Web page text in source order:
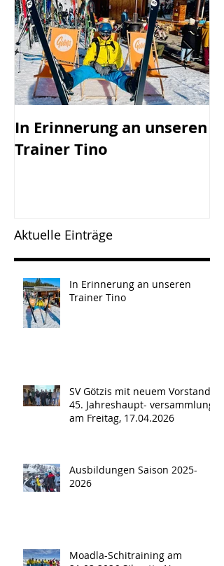
In Erinnerung an unseren
Trainer Tino
Aktuelle Einträge
In Erinnerung an unseren
Trainer Tino
SV Götzis mit neuem Vorstand -
45. Jahreshaupt- versammlung
am Freitag, 17.04.2026
Ausbildungen Saison 2025-
2026
Moadla-Schitraining am